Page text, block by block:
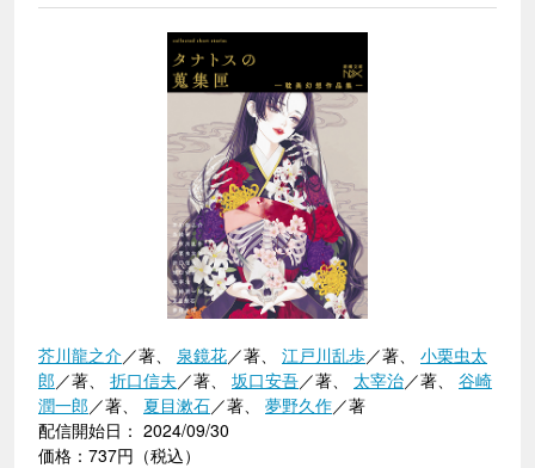
芥川龍之介／著、 泉鏡花／著、 江戸川乱歩／著、 小栗虫太
郎／著、 折口信夫／著、 坂口安吾／著、 太宰治／著、 谷崎
潤一郎／著、 夏目漱石／著、 夢野久作／著
配信開始日： 2024/09/30
価格：737円（税込）